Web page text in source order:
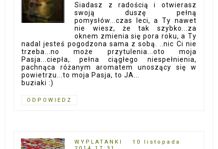
Siadasz z radością i otwierasz
swoją duszę pełną
pomysłów...czas leci, a Ty nawet
nie wiesz, że tak szybko...za
oknem zmienia się pora roku, a Ty
nadal jesteś pogodzona sama z sobą. ..nic Ci nie
trzeba...no może przytulenia...oto moja
Pasja...ciepła, pełna ciągłego niespełnienia,
pachnąca różanym aromatem unoszący się w
powietrzu...to moja Pasja, to JA...
buziaki :)
ODPOWIEDZ
WYPLATANKI
10 listopada